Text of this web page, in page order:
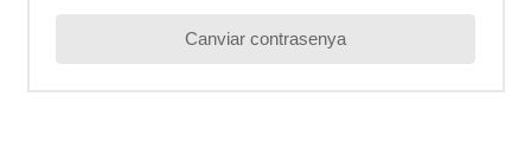
Canviar contrasenya